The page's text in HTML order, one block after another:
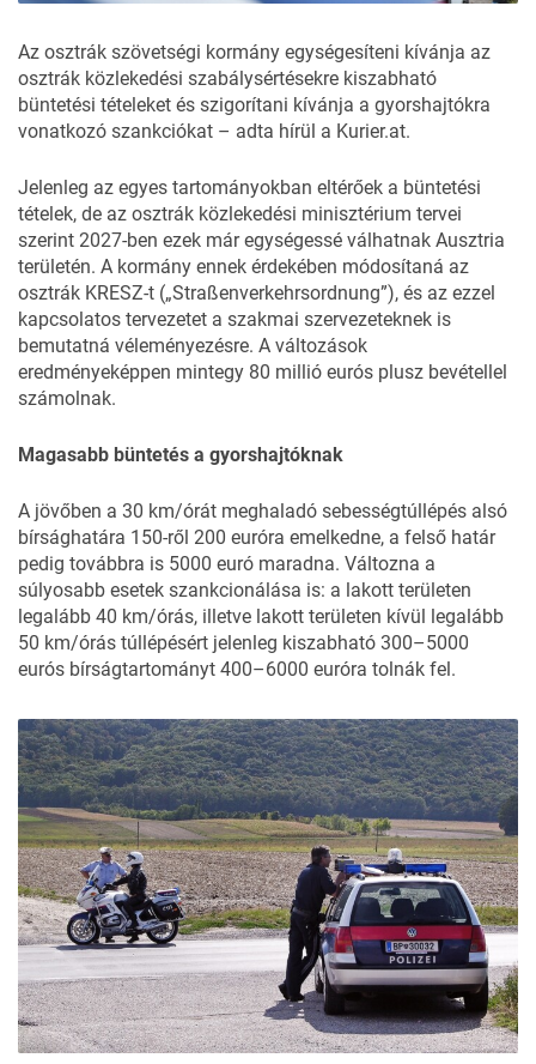
Az osztrák szövetségi kormány egységesíteni kívánja az
osztrák közlekedési szabálysértésekre kiszabható
büntetési tételeket és szigorítani kívánja a gyorshajtókra
vonatkozó szankciókat – adta hírül a Kurier.at.
Jelenleg az egyes tartományokban eltérőek a büntetési
tételek, de az osztrák közlekedési minisztérium tervei
szerint 2027-ben ezek már egységessé válhatnak Ausztria
területén. A kormány ennek érdekében módosítaná az
osztrák KRESZ-t („Straßenverkehrsordnung”), és az ezzel
kapcsolatos tervezetet a szakmai szervezeteknek is
bemutatná véleményezésre. A változások
eredményeképpen mintegy 80 millió eurós plusz bevétellel
számolnak.
Magasabb büntetés a gyorshajtóknak
A jövőben a 30 km/órát meghaladó sebességtúllépés alsó
bírsághatára 150-ről 200 euróra emelkedne, a felső határ
pedig továbbra is 5000 euró maradna. Változna a
súlyosabb esetek szankcionálása is: a lakott területen
legalább 40 km/órás, illetve lakott területen kívül legalább
50 km/órás túllépésért jelenleg kiszabható 300–5000
eurós bírságtartományt 400–6000 euróra tolnák fel.